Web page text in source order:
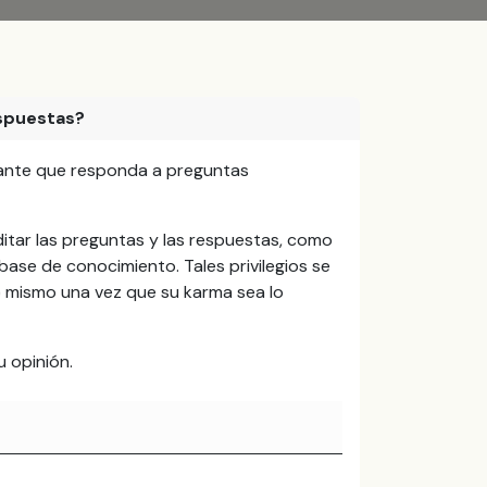
que responda a preguntas
las preguntas y las respuestas, como
de conocimiento. Tales privilegios se
una vez que su karma sea lo
opinión.